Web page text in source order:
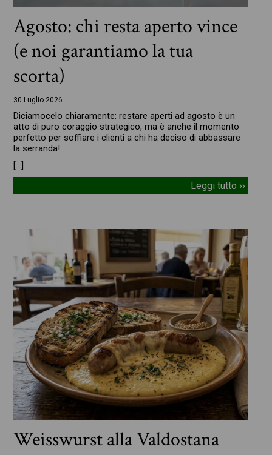
Agosto: chi resta aperto vince
(e noi garantiamo la tua
scorta)
30 Luglio 2026
Diciamocelo chiaramente: restare aperti ad agosto è un
atto di puro coraggio strategico, ma è anche il momento
perfetto per soffiare i clienti a chi ha deciso di abbassare
la serranda!
[…]
Leggi tutto ››
Weisswurst alla Valdostana